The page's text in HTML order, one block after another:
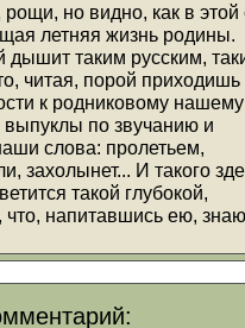
но видно, как в этой
летняя жизнь родины.
дышит таким русским,
читая, порой приходишь
к родниковому нашему
выпуклы по звучанию и
слова: пролетьем,
захолынет... И такого
такой глубокой,
что, напитавшись ею,